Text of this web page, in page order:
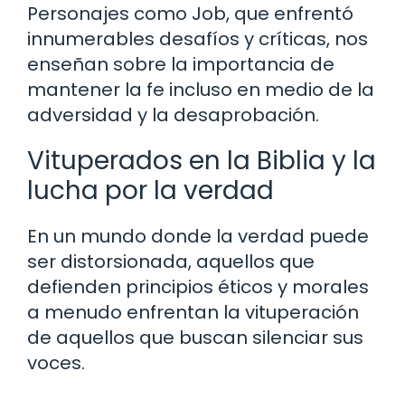
Personajes como Job, que enfrentó
innumerables desafíos y críticas, nos
enseñan sobre la importancia de
mantener la fe incluso en medio de la
adversidad y la desaprobación.
Vituperados en la Biblia y la
lucha por la verdad
En un mundo donde la verdad puede
ser distorsionada, aquellos que
defienden principios éticos y morales
a menudo enfrentan la vituperación
de aquellos que buscan silenciar sus
voces.